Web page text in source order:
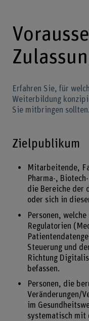
Erfahren Sie, für
Weiterbildung
Sie mitbringen sollten.
Zielpublikum
Mitarbeitende,
Pharma-,
die Bereiche der
oder sich in
Personen,
Regulatorien
Steuerung und
Richtung
befassen.
Personen, die
Veränderungen/
im
systematisch mit